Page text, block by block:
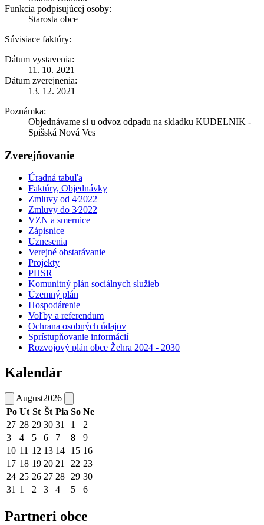
Funkcia podpisujúcej osoby:
Starosta obce
Súvisiace faktúry:
Dátum vystavenia:
11. 10. 2021
Dátum zverejnenia:
13. 12. 2021
Poznámka:
Objednávame si u odvoz odpadu na skladku KUDELNIK -
Spišská Nová Ves
Zverejňovanie
Úradná tabuľa
Faktúry, Objednávky
Zmluvy od 4⁄2022
Zmluvy do 3⁄2022
VZN a smernice
Zápisnice
Uznesenia
Verejné obstarávanie
Projekty
PHSR
Komunitný plán sociálnych služieb
Územný plán
Hospodárenie
Voľby a referendum
Ochrana osobných údajov
Sprístupňovanie informácií
Rozvojový plán obce Žehra 2024 - 2030
Kalendár
August2026
Po Ut St Št Pia So Ne
27 28 29 30 31 1
2
3
4 5 6 7 8
9
10 11 12 13 14 15 16
17 18 19 20 21 22 23
24 25 26 27 28 29 30
31 1 2 3 4 5 6
Partneri obce